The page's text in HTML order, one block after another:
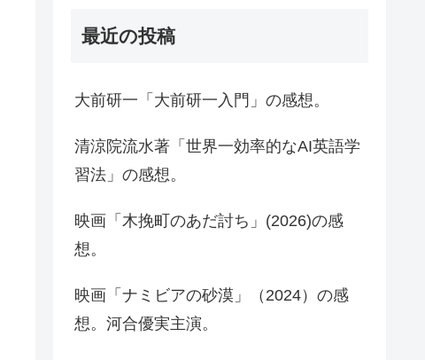
最近の投稿
大前研一「大前研一入門」の感想。
清涼院流水著「世界一効率的なAI英語学
習法」の感想。
映画「木挽町のあだ討ち」(2026)の感
想。
映画「ナミビアの砂漠」（2024）の感
想。河合優実主演。